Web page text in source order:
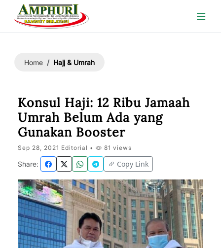
Home Hajj & Umrah
Konsul Haji: 12 Ribu Jamaah
Umrah Belum Ada yang
Gunakan Booster
Sep 28, 2021 Editorial • 81 views
Share: Copy Link